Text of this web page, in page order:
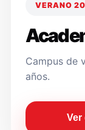
VERANO
Campus de
años.
Ver